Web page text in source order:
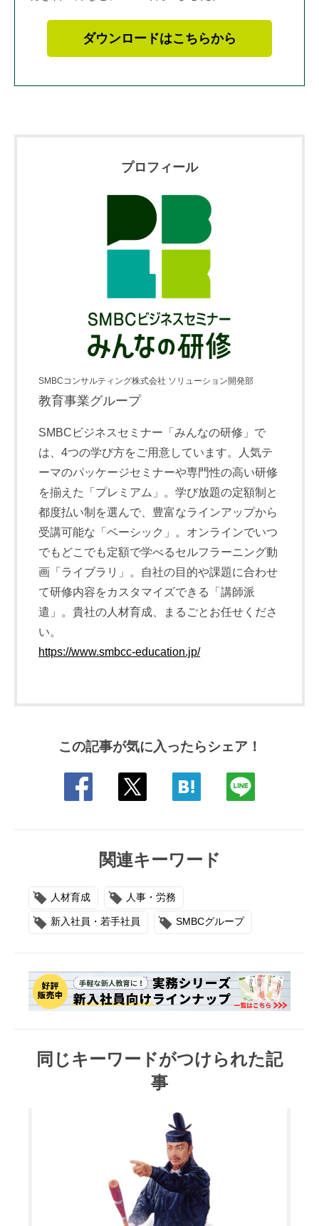
ダウンロードはこちらから
プロフィール
SMBCコンサルティング株式会社 ソリューション開発部
教育事業グループ
SMBCビジネスセミナー「みんなの研修」で
は、4つの学び方をご用意しています。人気テ
ーマのパッケージセミナーや専門性の高い研修
を揃えた「プレミアム」。学び放題の定額制と
都度払い制を選んで、豊富なラインアップから
受講可能な「ベーシック」。オンラインでいつ
でもどこでも定額で学べるセルフラーニング動
画「ライブラリ」。自社の目的や課題に合わせ
て研修内容をカスタマイズできる「講師派
遣」。貴社の人材育成、まるごとお任せくださ
い。
https://www.smbcc-education.jp/
この記事が気に入ったらシェア！
関連キーワード
人材育成 人事・労務
新入社員・若手社員 SMBCグループ
同じキーワードがつけられた記
事